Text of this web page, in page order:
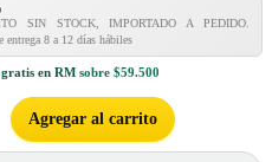
SIN STOCK, IMPORTADO A PEDIDO.
entrega 8 a 12 días hábiles
gratis en RM sobre $59.500
Agregar al carrito